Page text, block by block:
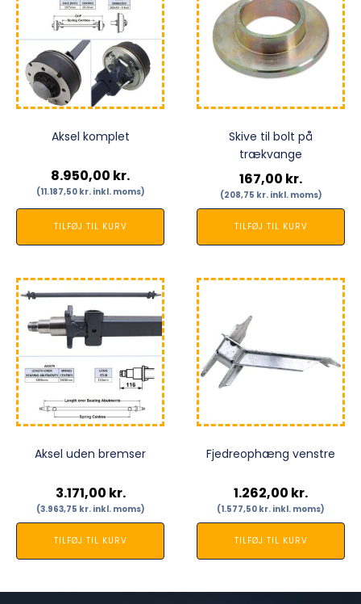
Aksel komplet
8.950,00 kr.
(11.187,50 kr.inkl. moms)
TILFØJ TIL KURV
Skive til bolt på
trækvange
167,00 kr.
(208,75 kr.inkl. moms)
TILFØJ TIL KURV
Aksel uden bremser
3.171,00 kr.
(3.963,75 kr.inkl. moms)
TILFØJ TIL KURV
Fjedreophæng venstre
1.262,00 kr.
(1.577,50 kr. inkl. moms)
TILFØJ TIL KURV